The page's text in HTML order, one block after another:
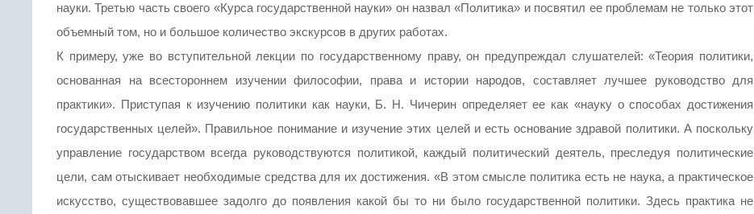
науки. Третью часть своего «Курса государственной науки» он назвал «Политика» и посвятил ее проблемам не только этот
объемный том, но и большое количество экскурсов в других работах.
К примеру, уже во вступительной лекции по государственному праву, он предупреждал слушателей: «Теория политики,
основанная на всестороннем изучении философии, права и истории народов, составляет лучшее руководство для
практики». Приступая к изучению политики как науки, Б. Н. Чичерин определяет ее как «науку о способах достижения
государственных целей». Правильное понимание и изучение этих целей и есть основание здравой политики. А поскольку
управление государством всегда руководствуются политикой, каждый политический деятель, преследуя политические
цели, сам отыскивает необходимые средства для их достижения. «В этом смысле политика есть не наука, а практическое
искусство, существовавшее задолго до появления какой бы то ни было государственной политики. Здесь практика не